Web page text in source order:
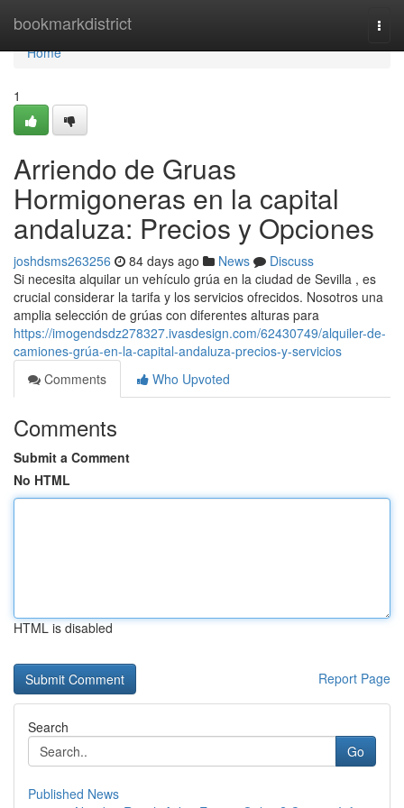
bookmarkdistrict
Home
Home
1
Arriendo de Gruas
Hormigoneras en la capital
andaluza: Precios y Opciones
joshdsms263256 84 days ago News
Discuss
Si necesita alquilar un vehículo grúa en la ciudad de Sevilla , es
crucial considerar la tarifa y los servicios ofrecidos. Nosotros una
amplia selección de grúas con diferentes alturas para
https://imogendsdz278327.ivasdesign.com/62430749/alquiler-de-
camiones-grúa-en-la-capital-andaluza-precios-y-servicios
Comments
Who Upvoted
Comments
Submit a Comment
No HTML
HTML is disabled
Report Page
Search
Go
Published News